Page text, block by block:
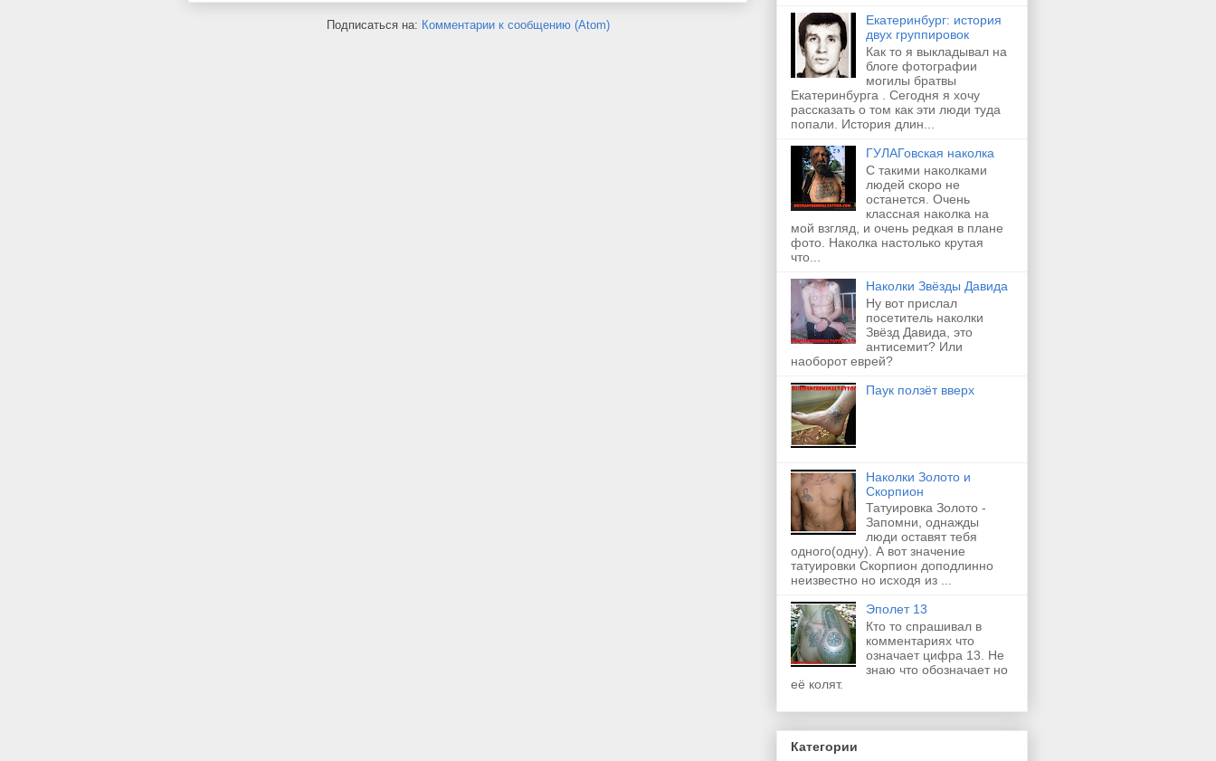
Подписаться на: Комментарии к сообщению (Atom)
Екатеринбург: история
двух группировок
Как то я выкладывал на
блоге фотографии
могилы братвы
Екатеринбурга . Сегодня я хочу
рассказать о том как эти люди туда
попали. История длин...
ГУЛАГовская наколка
С такими наколками
людей скоро не
останется. Очень
классная наколка на
мой взгляд, и очень редкая в плане
фото. Наколка настолько крутая
что...
Наколки Звёзды Давида
Ну вот прислал
посетитель наколки
Звёзд Давида, это
антисемит? Или
наоборот еврей?
Паук ползёт вверх
Наколки Золото и
Скорпион
Татуировка Золото -
Запомни, однажды
люди оставят тебя
одного(одну). А вот значение
татуировки Скорпион доподлинно
неизвестно но исходя из ...
Эполет 13
Кто то спрашивал в
комментариях что
означает цифра 13. Не
знаю что обозначает но
её колят.
Категории